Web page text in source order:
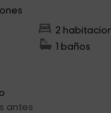
2
1 baños
antes